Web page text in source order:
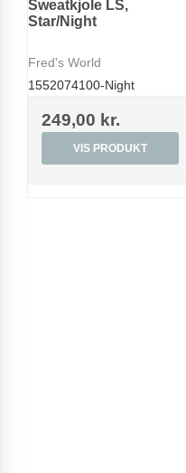
Sweatkjole LS,
Star/Night
Fred's World
1552074100-Night
249,00 kr.
VIS PRODUKT